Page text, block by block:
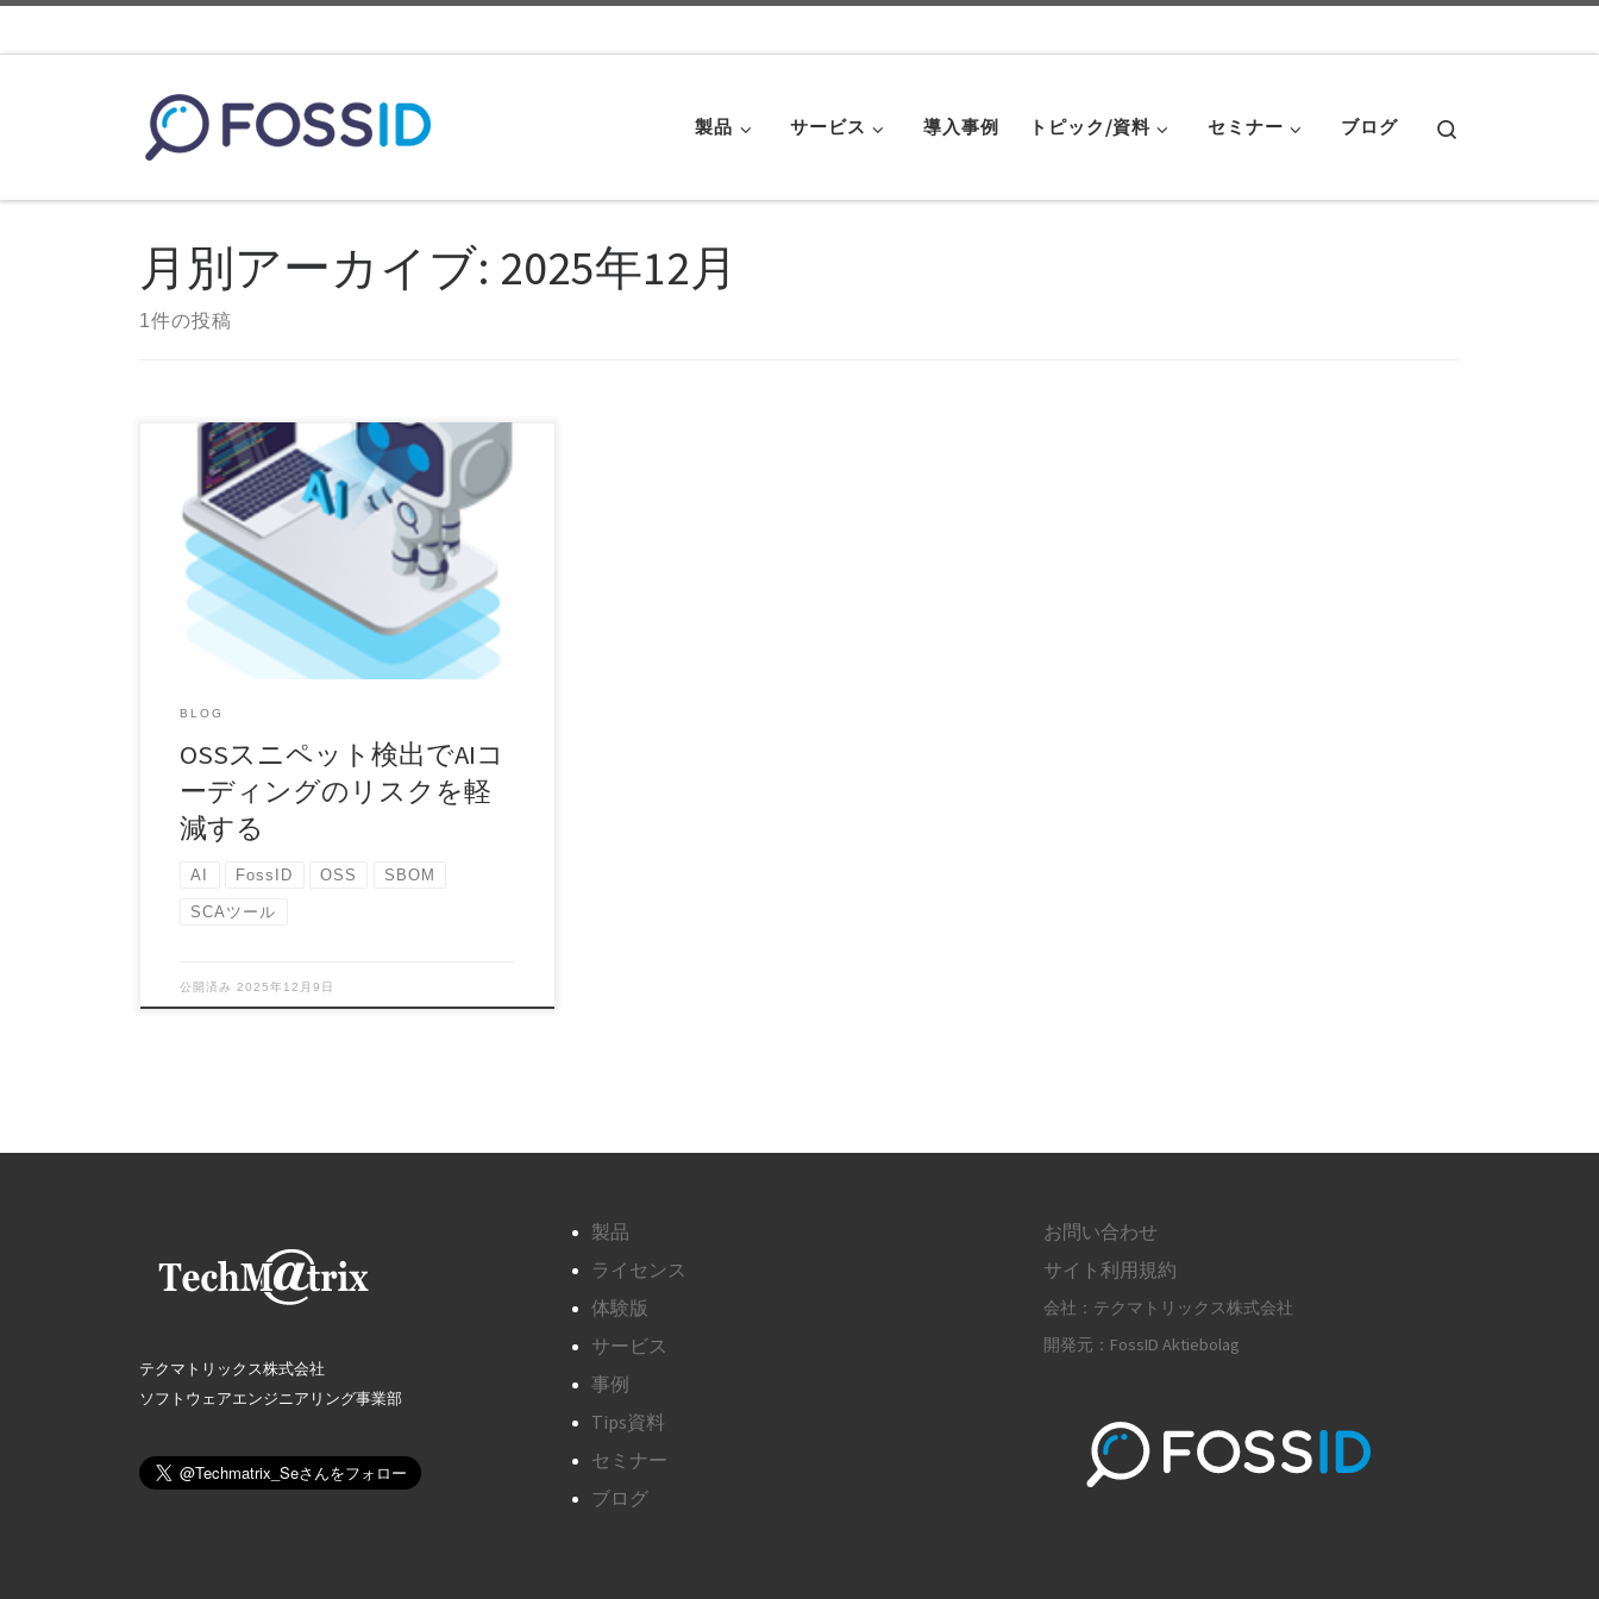
製品 サービス 導入事例 トピック/資料 セミナー ブログ
月別アーカイブ: 2025年12月
1件の投稿
この生成AI時代において、ソフトウェアリスク管
理に対する企業のアプローチには目覚ましい転換
が見られま […]
BLOG
OSSスニペット検出でAIコ
ーディングのリスクを軽
減する
AI FossID OSS SBOM
SCAツール
公開済み2025年12月9日
テクマトリックス株式会社
ソフトウェアエンジニアリング事業部
製品
ライセンス
体験版
サービス
事例
Tips資料
セミナー
ブログ
お問い合わせ
サイト利用規約
会社：テクマトリックス株式会社
開発元：FossID Aktiebolag